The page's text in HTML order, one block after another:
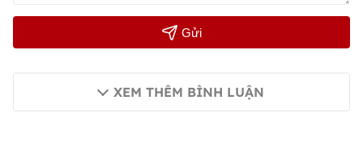
Gửi
XEM THÊM BÌNH LUẬN